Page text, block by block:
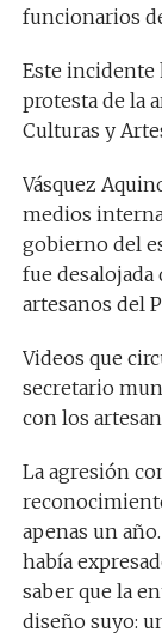
funcionarios
Este incidente
protesta de la
Culturas y
Vásquez
medios
gobierno del
fue desalojada
artesanos del
Videos que
secretario
con los
La agresión
apenas un
había
saber que la
diseño suyo: